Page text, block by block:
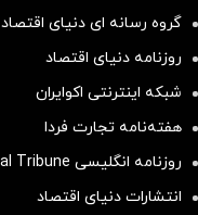
گروه رسانه ای دنیای اقتصاد
روزنامه دنیای اقتصاد
شبکه اینترنتی اکوایران
هفته‌نامه تجارت فردا
روزنامه انگلیسی Financial Tribune
انتشارات دنیای اقتصاد